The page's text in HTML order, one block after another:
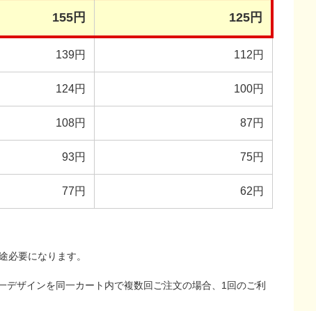
155円 125円
139円 112円
124円 100円
108円 87円
93円 75円
77円 62円
要になります。
ザインを同一カート内で複数回ご注文の場合、1回のご利